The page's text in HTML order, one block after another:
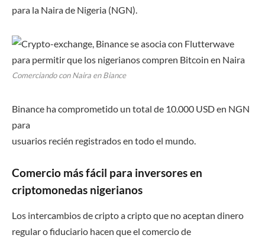
para la Naira de Nigeria (NGN).
Comerciando con Naira en Biance
Binance ha comprometido un total de 10.000 USD en NGN
para
usuarios recién registrados en todo el mundo.
Comercio más fácil para inversores en
criptomonedas nigerianos
Los intercambios de cripto a cripto que no aceptan dinero
regular o fiduciario hacen que el comercio de